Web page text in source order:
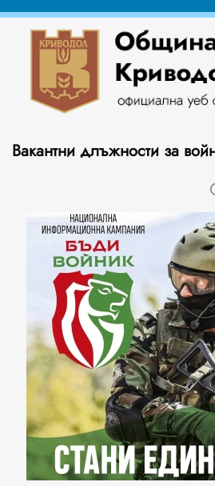
Вакантни длъжности за